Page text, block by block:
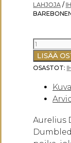
LAHJOJA /
määrä
LISÄÄ
OSASTOT:
Aurelius